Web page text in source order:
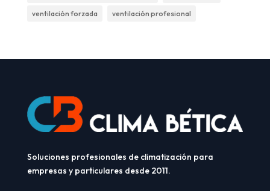
ventilación forzada ventilación profesional
Soluciones profesionales de climatización para
empresas y particulares desde 2011.